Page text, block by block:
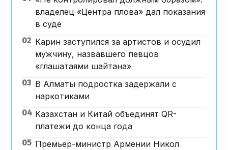
владелец «Центра плова» дал показания
в суде
02 Карин заступился за артистов и осудил
мужчину, назвавшего певцов
«глашатаями шайтана»
03 В Алматы подростка задержали с
наркотиками
04 Казахстан и Китай объединят QR-
платежи до конца года
05 Премьер-министр Армении Никол